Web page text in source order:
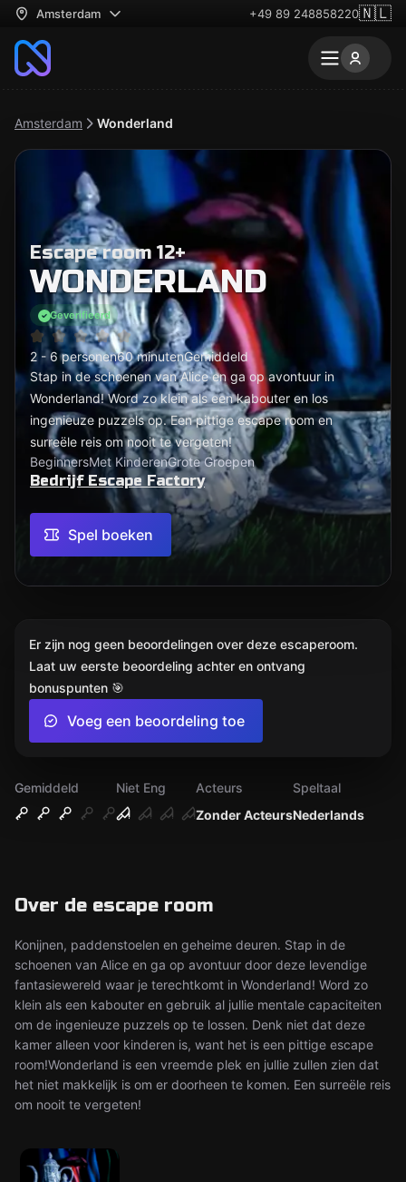
Amsterdam +49 89 248858220🇳🇱
Amsterdam Wonderland
Escape room 12+
WONDERLAND
Geverifieerd
2 - 6 personen60 minutenGemiddeld
Stap in de schoenen van Alice en ga op avontuur in
Wonderland! Word zo klein als een kabouter en los
ingenieuze puzzels op. Een pittige escape room en
surreële reis om nooit te vergeten!
BeginnersMet KinderenGrote Groepen
Bedrijf Escape Factory
Spel boeken
Gemiddeld
Niet Eng
Zonder Acteurs
Acteurs
Nederlands
Speltaal
Over de escape room
Konijnen, paddenstoelen en geheime deuren. Stap in de
schoenen van Alice en ga op avontuur door deze levendige
fantasiewereld waar je terechtkomt in Wonderland! Word zo
klein als een kabouter en gebruik al jullie mentale capaciteiten
om de ingenieuze puzzels op te lossen. Denk niet dat deze
kamer alleen voor kinderen is, want het is een pittige escape
room!Wonderland is een vreemde plek en jullie zullen zien dat
het niet makkelijk is om er doorheen te komen. Een surreële reis
om nooit te vergeten!
Er zijn nog geen beoordelingen over deze escaperoom.
Laat uw eerste beoordeling achter en ontvang
bonuspunten 🎯
Voeg een beoordeling toe